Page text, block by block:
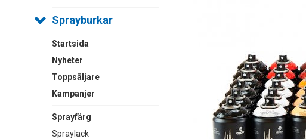
Sprayburkar
Startsida
Nyheter
Toppsäljare
Kampanjer
Sprayfärg
Spraylack